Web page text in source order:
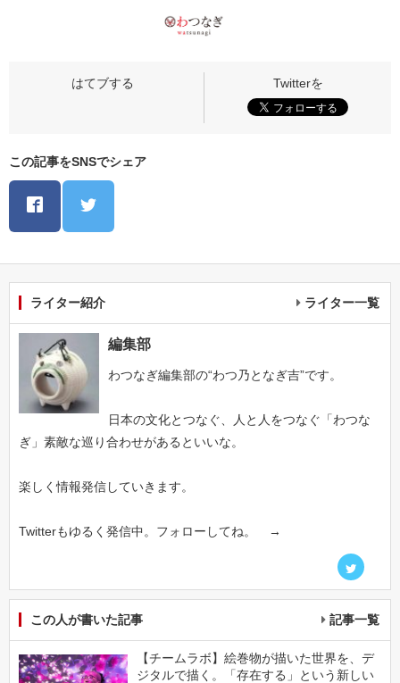
この記事をSNSでシェア
ライター紹介 ライター一覧
編集部
わつなぎ編集部の“わつ乃となぎ吉”です。
日本の文化とつなぐ、人と人をつなぐ「わつな
ぎ」素敵な巡り合わせがあるといいな。
楽しく情報発信していきます。
Twitterもゆるく発信中。フォローしてね。 →
この人が書いた記事 記事一覧
【チームラボ】絵巻物が描いた世界を、デ
ジタルで描く。「存在する」という新しい